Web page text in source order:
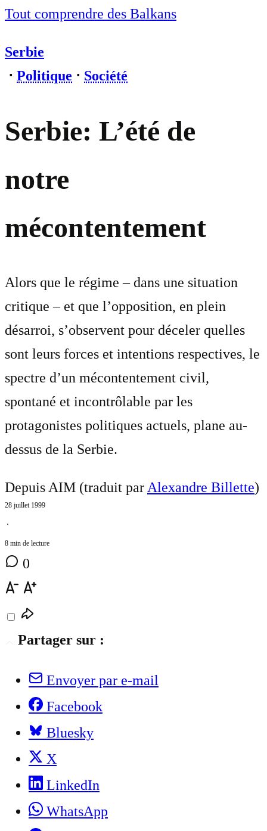
Tout comprendre des Balkans
Serbie
⋅ Politique ⋅ Société
Serbie: L’été de
notre
mécontentement
Alors que le régime – dans une situation
critique – et que l’opposition, en plein
désarroi, s’observent pour déceler quelles
sont leurs forces et intentions respectives, le
spectre d’un mécontentement civil,
spontané et incontrôlable par les
protagonistes politiques actuels, plane au-
dessus de la Serbie.
Depuis AIM (traduit parAlexandre Billette)
28 juillet 1999
⋅
8 min de lecture
0
Partager sur :
Envoyer par e-mail
Facebook
Bluesky
X
LinkedIn
WhatsApp